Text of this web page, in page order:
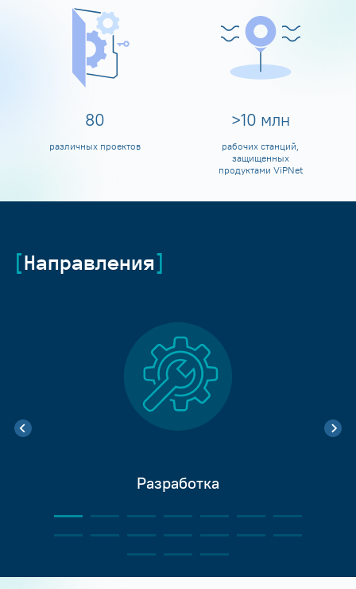
80
различных проектов
>10 млн
рабочих станций,
защищенных
продуктами ViPNet
Направления
Разработка